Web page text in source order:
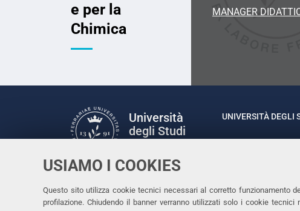
USIAMO I COOKIES
Questo sito utilizza cookie tecnici necessari al corretto funzionamento
profilazione. Chiudendo il banner verranno utilizzati solo i cookie
e per la
Chimica
MANAGER
Università
degli Studi
Facebook
LinkedinInstagram
Youtube
UNIVERSITÀ DEGLI
Rettrice: Prof.ssa